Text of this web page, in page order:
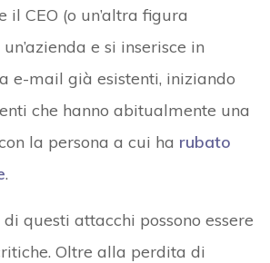
il CEO (o un’altra figura
e si inserisce in
e-mail già esistenti, iniziando
che hanno abitualmente una
la persona a cui ha rubato
.
di questi attacchi possono essere
Oltre alla perdita di